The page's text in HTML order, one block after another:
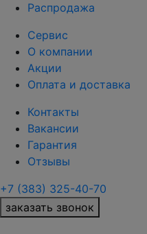
Распродажа
Сервис
О компании
Акции
Оплата и доставка
Контакты
Вакансии
Гарантия
Отзывы
+7 (383) 325-40-70
заказать звонок